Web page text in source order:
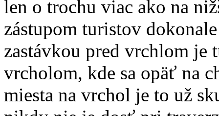
len o trochu viac ako na
zástupom turistov
zastávkou pred vrchlom je
vrcholom, kde sa opäť na
miesta na vrchol je to už